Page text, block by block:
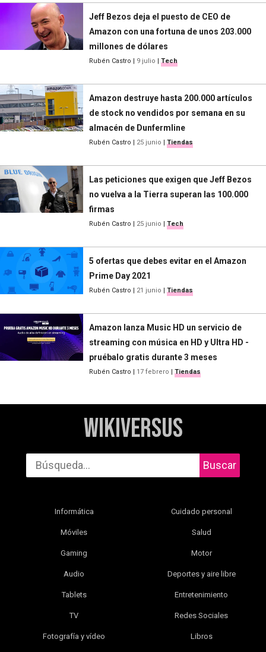
Jeff Bezos deja el puesto de CEO de
Amazon con una fortuna de unos 203.000
millones de dólares
Rubén Castro 9 julio Tech
Amazon destruye hasta 200.000 artículos
de stock no vendidos por semana en su
almacén de Dunfermline
Rubén Castro 25 junio Tiendas
Las peticiones que exigen que Jeff Bezos
no vuelva a la Tierra superan las 100.000
firmas
Rubén Castro 25 junio Tech
5 ofertas que debes evitar en el Amazon
Prime Day 2021
Rubén Castro 21 junio Tiendas
Amazon lanza Music HD un servicio de
streaming con música en HD y Ultra HD -
pruébalo gratis durante 3 meses
Rubén Castro 17 febrero Tiendas
WikiVersus
Buscar
Informática
Móviles
Gaming
Audio
Tablets
TV
Fotografía y vídeo
Cuidado personal
Salud
Motor
Deportes y aire libre
Entretenimiento
Redes Sociales
Libros